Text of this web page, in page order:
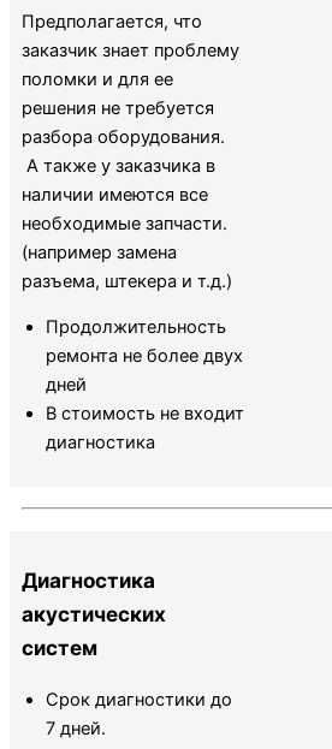
Предполагается, что
заказчик знает проблему
поломки и для ее
решения не требуется
разбора оборудования.
А также у заказчика в
наличии имеются все
необходимые запчасти.
(например замена
разъема, штекера и т.д.)
Продолжительность
ремонта не более двух
дней
В стоимость не входит
диагностика
Диагностика
акустических
систем
Срок диагностики до
7 дней.